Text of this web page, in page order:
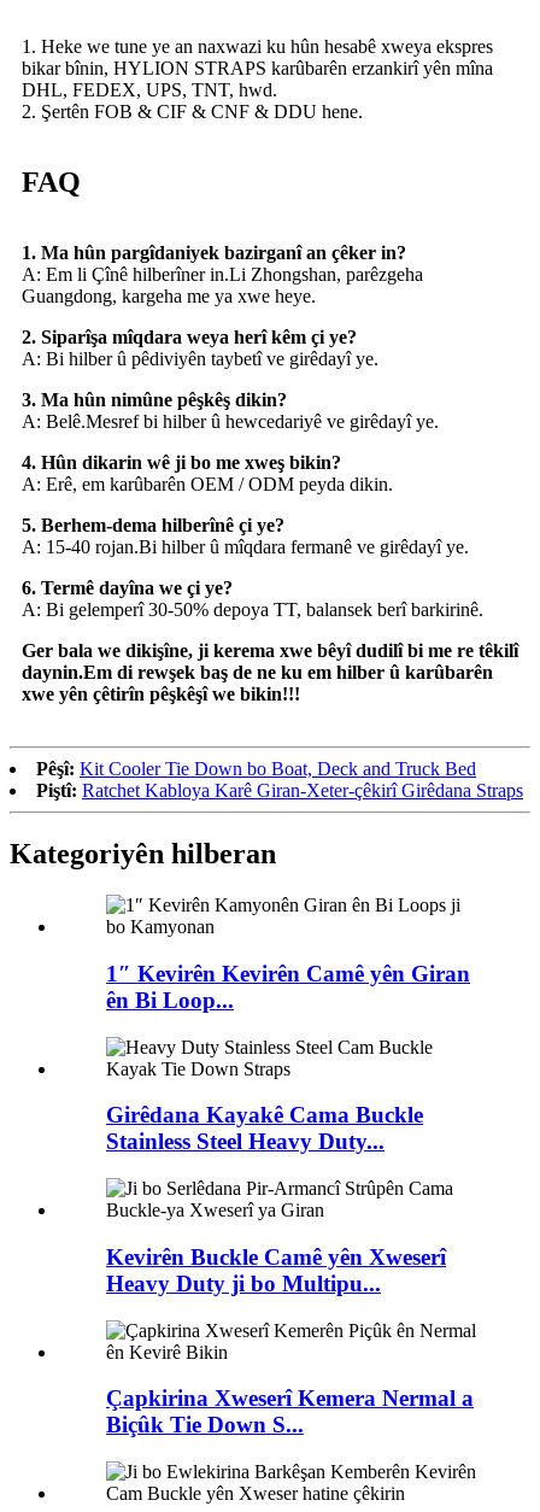
1. Heke we tune ye an naxwazi ku hûn hesabê xweya ekspres
bikar bînin, HYLION STRAPS karûbarên erzankirî yên mîna
DHL, FEDEX, UPS, TNT, hwd.
2. Şertên FOB & CIF & CNF & DDU hene.
FAQ
1. Ma hûn pargîdaniyek bazirganî an çêker in?
A: Em li Çînê hilberîner in.Li Zhongshan, parêzgeha
Guangdong, kargeha me ya xwe heye.
2. Siparîşa mîqdara weya herî kêm çi ye?
A: Bi hilber û pêdiviyên taybetî ve girêdayî ye.
3. Ma hûn nimûne pêşkêş dikin?
A: Belê.Mesref bi hilber û hewcedariyê ve girêdayî ye.
4. Hûn dikarin wê ji bo me xweş bikin?
A: Erê, em karûbarên OEM / ODM peyda dikin.
5. Berhem-dema hilberînê çi ye?
A: 15-40 rojan.Bi hilber û mîqdara fermanê ve girêdayî ye.
6. Termê dayîna we çi ye?
A: Bi gelemperî 30-50% depoya TT, balansek berî barkirinê.
Ger bala we dikişîne, ji kerema xwe bêyî dudilî bi me re têkilî
daynin.Em di rewşek baş de ne ku em hilber û karûbarên
xwe yên çêtirîn pêşkêşî we bikin!!!
Pêşî: Kit Cooler Tie Down bo Boat, Deck and Truck Bed
Piştî: Ratchet Kabloya Karê Giran-Xeter-çêkirî Girêdana Straps
Kategoriyên hilberan
1″ Kevirên Kevirên Camê yên Giran
ên Bi Loop...
Girêdana Kayakê Cama Buckle
Stainless Steel Heavy Duty...
Kevirên Buckle Camê yên Xweserî
Heavy Duty ji bo Multipu...
Çapkirina Xweserî Kemera Nermal a
Biçûk Tie Down S...